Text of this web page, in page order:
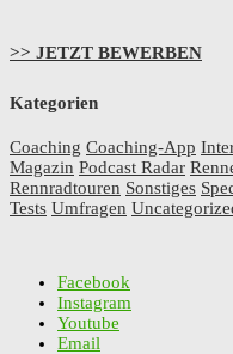
>> JETZT BEWERBEN
Kategorien
Coaching Coaching-App
Magazin Podcast Radar
Rennradtouren Sonstiges
Tests Umfragen
Facebook
Instagram
Youtube
Email